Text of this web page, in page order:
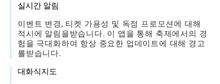
실시간 알림
이벤트 변경, 티켓 가용성 및 독점 프로모션에 대해
적시에 알림을받습니다. 이 앱을 통해 축제에서의 경
험을 극대화하여 항상 중요한 업데이트에 대해 경고
를받습니다.
대화식지도